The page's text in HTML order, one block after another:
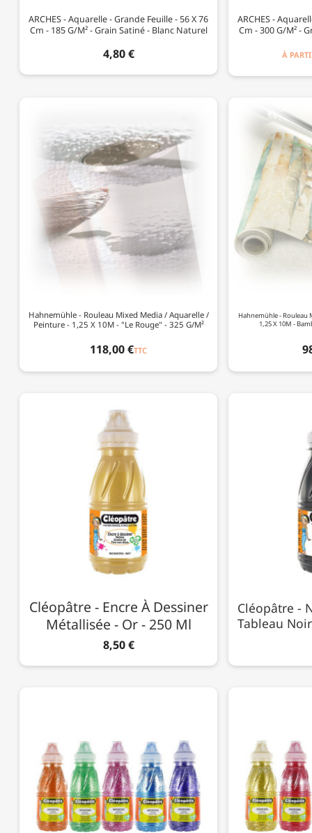
ARCHES - Aquarelle - Grande Feuille - 56 X 76
Cm - 185 G/m² - Grain Satiné - Blanc Naturel
4,80 €
ARCHES -
Cm - 300 G/m² -
À
Hahnemühle - Rouleau Mixed Media / Aquarelle /
Peinture - 1,25 X 10M - "Le Rouge" - 325 G/m²
118,00 €TTC
Hahnemühle - Rouleau
1,25 X 10M -
Cléopâtre - Encre À Dessiner
Métallisée - Or - 250 Ml
8,50 €
Cléopâtre -
Tableau